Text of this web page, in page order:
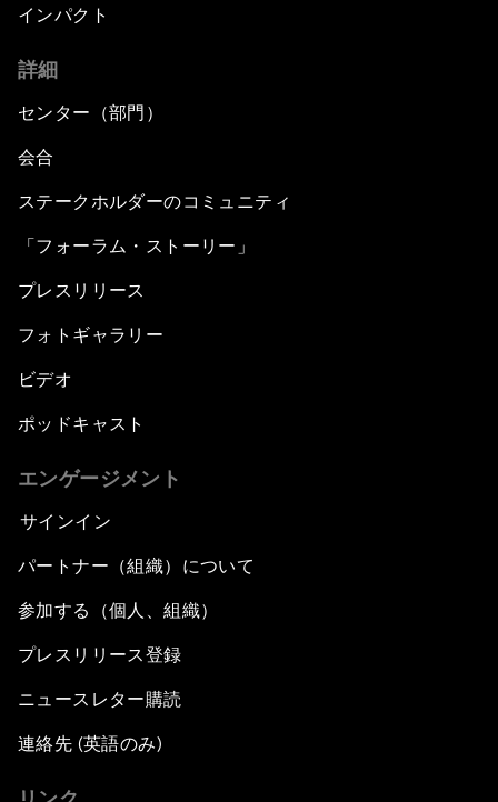
インパクト
詳細
センター（部門）
会合
ステークホルダーのコミュニティ
「フォーラム・ストーリー」
プレスリリース
フォトギャラリー
ビデオ
ポッドキャスト
エンゲージメント
サインイン
パートナー（組織）について
参加する（個人、組織）
プレスリリース登録
ニュースレター購読
連絡先 (英語のみ)